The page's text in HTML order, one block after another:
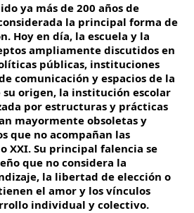
ya más de 200 años de
la principal forma de
Hoy en día, la escuela y la
ampliamente discutidos en
públicas, instituciones
comunicación y espacios de la
su origen, la institución escolar
por estructuras y prácticas
mayormente obsoletas y
que no acompañan las
XXI. Su principal falencia se
que no considera la
la libertad de elección o
el amor y los vínculos
individual y colectivo.